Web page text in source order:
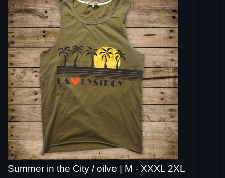
Summer in the City / oilve | M - XXXL 2XL